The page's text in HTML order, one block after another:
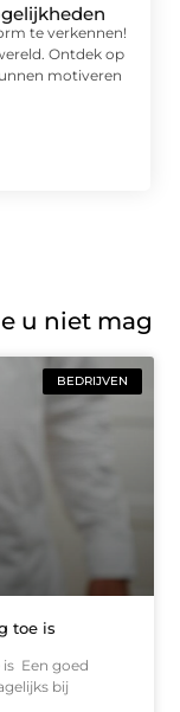
te verkennen!
Ontdek op
motiveren
u niet mag
BEDRIJVEN
toe is
Een goed
bij